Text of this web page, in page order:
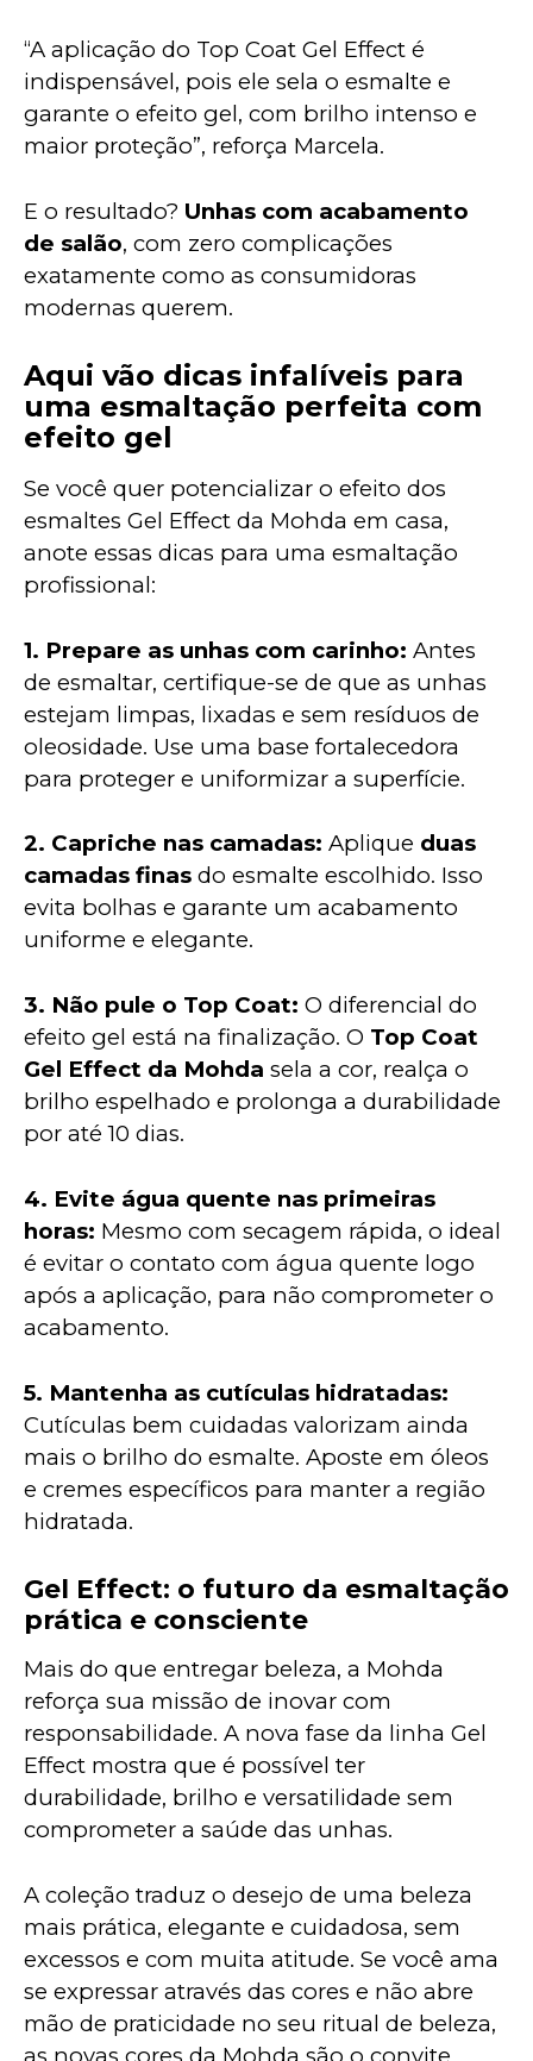
“A aplicação do Top Coat Gel Effect é
indispensável, pois ele sela o esmalte e
garante o efeito gel, com brilho intenso e
maior proteção”, reforça Marcela.
E o resultado? Unhas com acabamento
de salão, com zero complicações
exatamente como as consumidoras
modernas querem.
Aqui vão dicas infalíveis para
uma esmaltação perfeita com
efeito gel
Se você quer potencializar o efeito dos
esmaltes Gel Effect da Mohda em casa,
anote essas dicas para uma esmaltação
profissional:
1. Prepare as unhas com carinho: Antes
de esmaltar, certifique-se de que as unhas
estejam limpas, lixadas e sem resíduos de
oleosidade. Use uma base fortalecedora
para proteger e uniformizar a superfície.
2. Capriche nas camadas: Aplique duas
camadas finas do esmalte escolhido. Isso
evita bolhas e garante um acabamento
uniforme e elegante.
3. Não pule o Top Coat: O diferencial do
efeito gel está na finalização. O Top Coat
Gel Effect da Mohda sela a cor, realça o
brilho espelhado e prolonga a durabilidade
por até 10 dias.
4. Evite água quente nas primeiras
horas: Mesmo com secagem rápida, o ideal
é evitar o contato com água quente logo
após a aplicação, para não comprometer o
acabamento.
5. Mantenha as cutículas hidratadas:
Cutículas bem cuidadas valorizam ainda
mais o brilho do esmalte. Aposte em óleos
e cremes específicos para manter a região
hidratada.
Gel Effect: o futuro da esmaltação
prática e consciente
Mais do que entregar beleza, a Mohda
reforça sua missão de inovar com
responsabilidade. A nova fase da linha Gel
Effect mostra que é possível ter
durabilidade, brilho e versatilidade sem
comprometer a saúde das unhas.
A coleção traduz o desejo de uma beleza
mais prática, elegante e cuidadosa, sem
excessos e com muita atitude. Se você ama
se expressar através das cores e não abre
mão de praticidade no seu ritual de beleza,